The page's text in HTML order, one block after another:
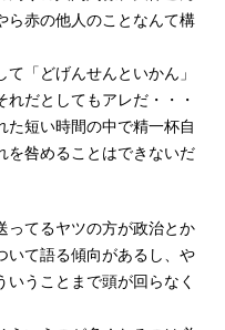
ら赤の他人のことなんて構
「どげんせんといかん」
だとしてもアレだ・・・
た短い時間の中で精一杯自
を咎めることはできないだ
ってるヤツの方が政治とか
いて語る傾向があるし、や
うことまで頭が回らなく